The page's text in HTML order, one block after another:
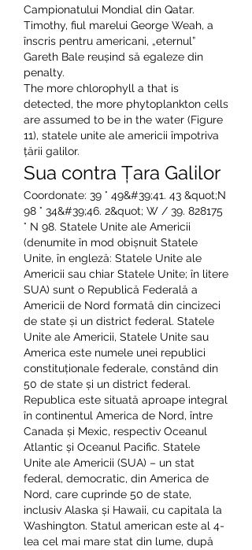
Campionatului Mondial din Qatar.
Timothy, fiul marelui George Weah, a
înscris pentru americani, „eternul”
Gareth Bale reușind să egaleze din
penalty.
The more chlorophyll a that is
detected, the more phytoplankton cells
are assumed to be in the water (Figure
11), statele unite ale americii împotriva
țării galilor.
Sua contra Țara Galilor
Coordonate: 39 ° 49&#39;41. 43 &quot;N
98 ° 34&#39;46. 2&quot; W / 39. 828175
° N 98. Statele Unite ale Americii
(denumite în mod obișnuit Statele
Unite, în engleză: Statele Unite ale
Americii sau chiar Statele Unite; în litere
SUA) sunt o Republică Federală a
Americii de Nord formată din cincizeci
de state și un district federal. Statele
Unite ale Americii, Statele Unite sau
America este numele unei republici
constituționale federale, constând din
50 de state și un district federal.
Republica este situată aproape integral
în continentul America de Nord, între
Canada și Mexic, respectiv Oceanul
Atlantic și Oceanul Pacific. Statele
Unite ale Americii (SUA) – un stat
federal, democratic, din America de
Nord, care cuprinde 50 de state,
inclusiv Alaska și Hawaii, cu capitala la
Washington. Statul american este al 4-
lea cel mai mare stat din lume, după